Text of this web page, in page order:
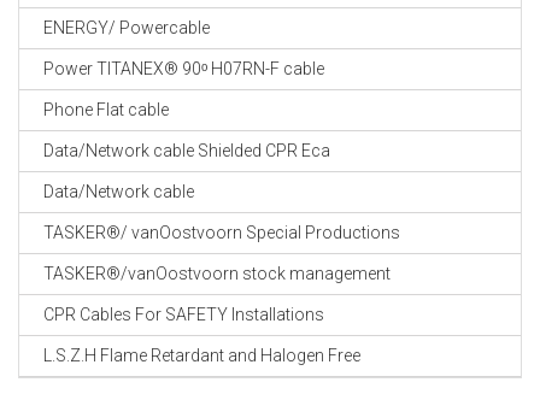
ENERGY/ Powercable
Power TITANEX® 90ᵒ H07RN-F cable
Phone Flat cable
Data/Network cable Shielded CPR Eca
Data/Network cable
TASKER®/ vanOostvoorn Special Productions
TASKER®/vanOostvoorn stock management
CPR Cables For SAFETY Installations
L.S.Z.H Flame Retardant and Halogen Free